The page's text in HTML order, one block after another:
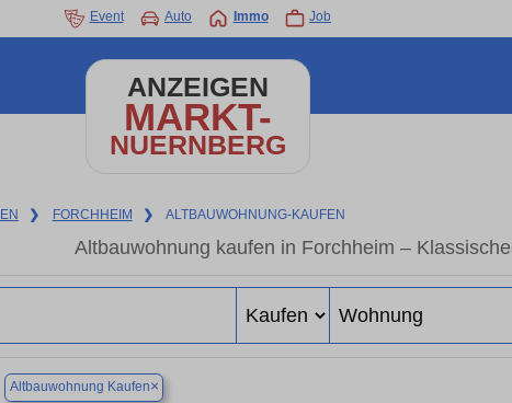
Event Auto Immo Job
ANZEIGEN
MARKT-
NUERNBERG
❯ FORCHHEIM ❯ ALTBAUWOHNUNG-KAUFEN
Altbauwohnung kaufen in Forchheim –
Altbauwohnung Kaufen×